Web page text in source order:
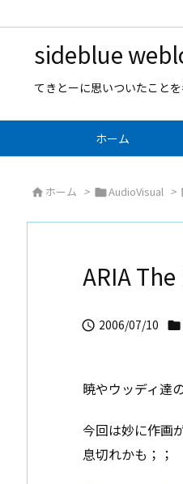
sideblue
てきとーに思いついたこと
ホーム
 ホーム > AudioVisual >
ARIA
 2006/07/10 
暁やウッディ達
今回は妙に作画
息切れかも；；